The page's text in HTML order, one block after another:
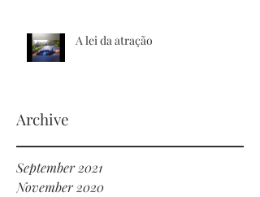
A lei da atração
Archive
September 2021
November 2020